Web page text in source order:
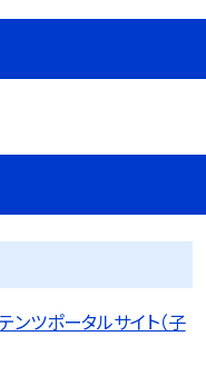
ツポータルサイト（子